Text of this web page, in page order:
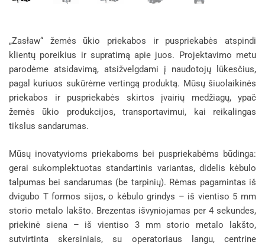
„Zasław“ žemės ūkio priekabos ir puspriekabės atspindi
klientų poreikius ir supratimą apie juos. Projektavimo metu
parodėme atsidavimą, atsižvelgdami į naudotojų lūkesčius,
pagal kuriuos sukūrėme vertingą produktą. Mūsų šiuolaikinės
priekabos ir puspriekabės skirtos įvairių medžiagų, ypač
žemės ūkio produkcijos, transportavimui, kai reikalingas
tikslus sandarumas.
Mūsų inovatyvioms priekaboms bei puspriekabėms būdinga:
gerai sukomplektuotas standartinis variantas, didelis kėbulo
talpumas bei sandarumas (be tarpinių). Rėmas pagamintas iš
dvigubo T formos sijos, o kėbulo grindys – iš vientiso 5 mm
storio metalo lakšto. Brezentas išvyniojamas per 4 sekundes,
priekinė siena – iš vientiso 3 mm storio metalo lakšto,
sutvirtinta skersiniais, su operatoriaus langu, centrine